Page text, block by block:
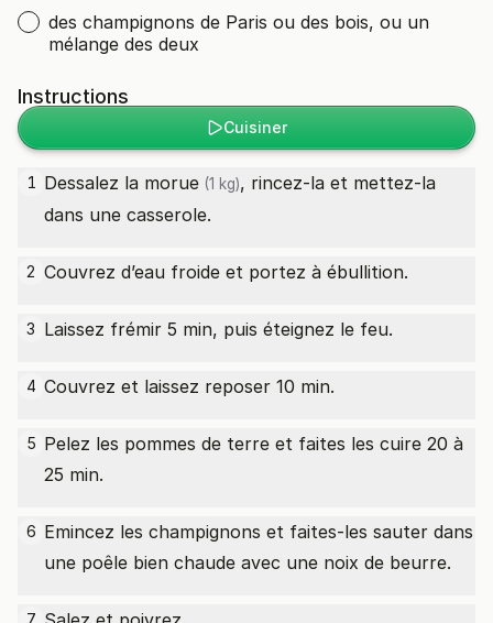
des champignons de Paris ou des bois, ou un
mélange des deux
Instructions
Cuisiner
1 Dessalez la morue (1 kg), rincez-la et mettez-la
dans une casserole.
2 Couvrez d’eau froide et portez à ébullition.
3 Laissez frémir 5 min, puis éteignez le feu.
4 Couvrez et laissez reposer 10 min.
5 Pelez les pommes de terre et faites les cuire 20 à
25 min.
6 Emincez les champignons et faites-les sauter dans
une poêle bien chaude avec une noix de beurre.
7